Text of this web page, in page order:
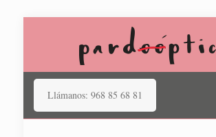
Llámanos: 968 85 68 81